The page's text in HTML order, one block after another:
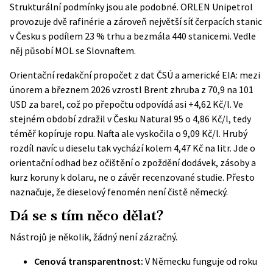
Strukturální podmínky jsou ale podobné. ORLEN Unipetrol
provozuje dvě rafinérie a zároveň největší síť čerpacích stanic
v Česku s podílem 23 % trhu a bezmála 440 stanicemi. Vedle
něj působí MOL se Slovnaftem.
Orientační redakční propočet z dat ČSÚ a americké EIA: mezi
únorem a březnem 2026 vzrostl Brent zhruba z 70,9 na 101
USD za barel, což po přepočtu odpovídá asi +4,62 Kč/l. Ve
stejném období zdražil v Česku Natural 95 o 4,86 Kč/l, tedy
téměř kopíruje ropu. Nafta ale vyskočila o 9,09 Kč/l. Hrubý
rozdíl navíc u dieselu tak vychází kolem 4,47 Kč na litr. Jde o
orientační odhad bez očištění o zpoždění dodávek, zásoby a
kurz koruny k dolaru, ne o závěr recenzované studie. Přesto
naznačuje, že dieselový fenomén není čistě německý.
Dá se s tím něco dělat?
Nástrojů je několik, žádný není zázračný.
Cenová transparentnost: V Německu funguje od roku